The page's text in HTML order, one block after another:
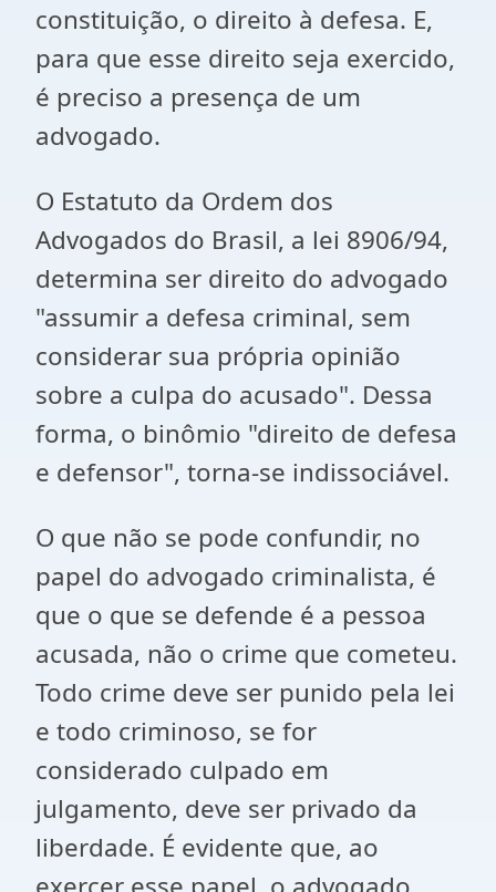
constituição, o direito à defesa. E,
para que esse direito seja exercido,
é preciso a presença de um
advogado.
O Estatuto da Ordem dos
Advogados do Brasil, a lei 8906/94,
determina ser direito do advogado
"assumir a defesa criminal, sem
considerar sua própria opinião
sobre a culpa do acusado". Dessa
forma, o binômio "direito de defesa
e defensor", torna-se indissociável.
O que não se pode confundir, no
papel do advogado criminalista, é
que o que se defende é a pessoa
acusada, não o crime que cometeu.
Todo crime deve ser punido pela lei
e todo criminoso, se for
considerado culpado em
julgamento, deve ser privado da
liberdade. É evidente que, ao